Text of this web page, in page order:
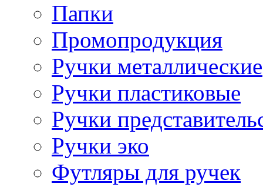
Папки
Промопродукция
Ручки металлические
Ручки пластиковые
Ручки
Ручки эко
Футляры для ручек